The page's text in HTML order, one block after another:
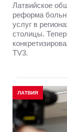
Латвийское
реформа
услуг в
столицы.
TV3.
ЛАТВИЯ